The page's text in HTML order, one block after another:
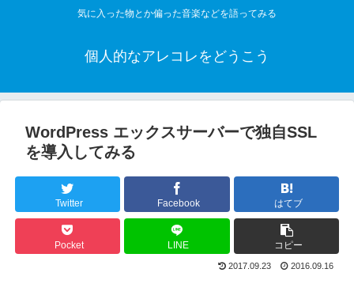
気に入った物とか偏った音楽などを語ってみる
個人的なアレコレをどうこう
WordPress エックスサーバーで独自SSL
を導入してみる
Twitter Facebook はてブ
Pocket LINE コピー
2017.09.23 2016.09.16